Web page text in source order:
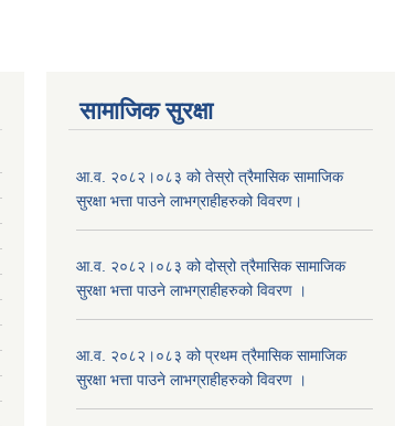
सामाजिक सुरक्षा
आ.व. २०८२।०८३ को तेस्रो त्रैमासिक सामाजिक
सुरक्षा भत्ता पाउने लाभग्राहीहरुको विवरण।
आ.व. २०८२।०८३ को दोस्रो त्रैमासिक सामाजिक
सुरक्षा भत्ता पाउने लाभग्राहीहरुको विवरण ।
आ.व. २०८२।०८३ को प्रथम त्रैमासिक सामाजिक
सुरक्षा भत्ता पाउने लाभग्राहीहरुको विवरण ।